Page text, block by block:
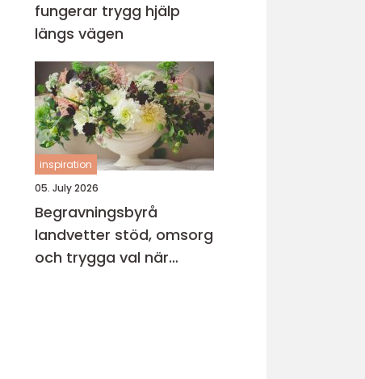
fungerar trygg hjälp
längs vägen
inspiration
05. July 2026
Begravningsbyrå
landvetter stöd, omsorg
och trygga val när